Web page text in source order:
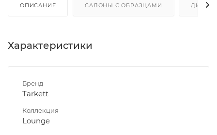
ОПИСАНИЕ САЛОНЫ С ОБРАЗЦАМИ
Характеристики
Бренд
Tarkett
Коллекция
Lounge